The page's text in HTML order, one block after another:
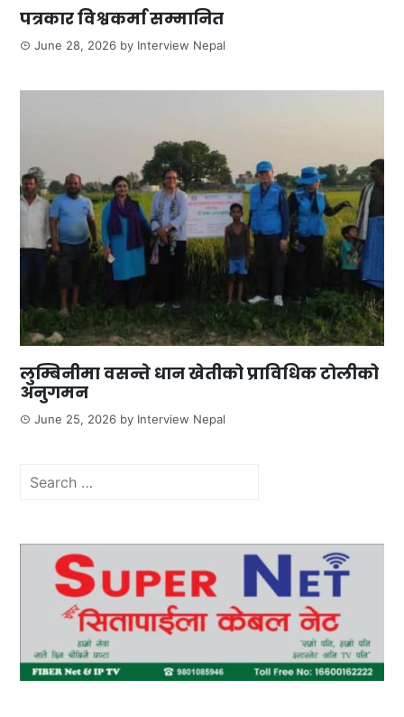
पत्रकार विश्वकर्मा सम्मानित
June 28, 2026 by Interview Nepal
लुम्बिनीमा वसन्ते धान खेतीको प्राविधिक टोलीको
अनुगमन
June 25, 2026 by Interview Nepal
Search